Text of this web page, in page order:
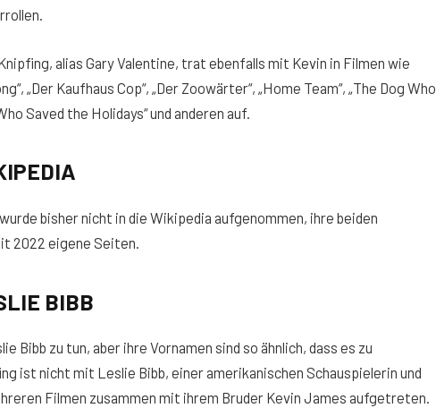
alias Gary Valentine, trat ebenfalls mit Kevin in Filmen wie
„Der Kaufhaus Cop“, „Der Zoowärter“, „Home Team“, „The Dog Who
Saved the Holidays“ und anderen auf.
bisher nicht in die Wikipedia aufgenommen, ihre beiden
2022 eigene Seiten.
BIBB
Bibb zu tun, aber ihre Vornamen sind so ähnlich, dass es zu
ist nicht mit Leslie Bibb, einer amerikanischen Schauspielerin und
Filmen zusammen mit ihrem Bruder Kevin James aufgetreten.